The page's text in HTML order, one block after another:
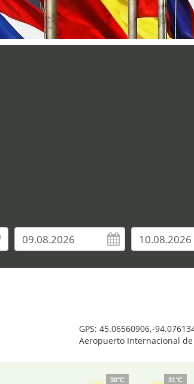
GPS: 45.06560906,-
Aeropuerto Internacional
30°C
31°C